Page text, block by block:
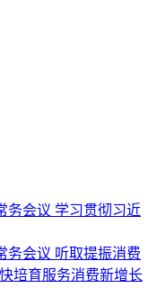
务会议 学习贯彻习近
务会议 听取提振消费
培育服务消费新增长